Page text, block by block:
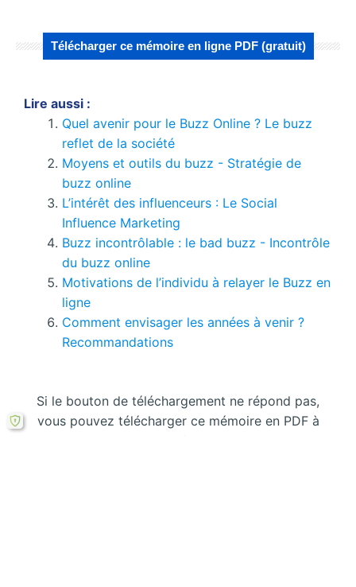
Télécharger ce mémoire en ligne PDF (gratuit)
Lire aussi :
Quel avenir pour le Buzz Online ? Le buzz
reflet de la société
Moyens et outils du buzz - Stratégie de
buzz online
L’intérêt des influenceurs : Le Social
Influence Marketing
Buzz incontrôlable : le bad buzz - Incontrôle
du buzz online
Motivations de l’individu à relayer le Buzz en
ligne
Comment envisager les années à venir ?
Recommandations
Si le bouton de téléchargement ne répond pas,
vous pouvez télécharger ce mémoire en PDF à
formule ici